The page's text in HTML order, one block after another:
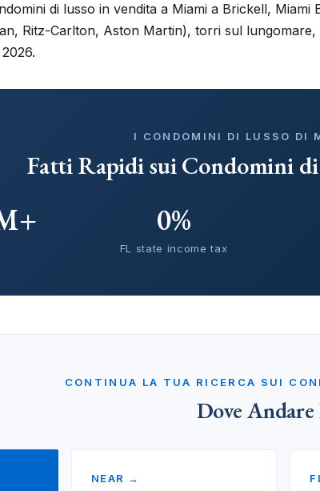
di lusso in vendita a Miami a Brickell,
Ritz-Carlton, Aston Martin), torri sul
I CONDOMINI DI LUSSO DI
Fatti Rapidi sui Condomini
0%
FL state income tax
CONTINUA LA TUA RICERCA SUI
Dove
NEAR →